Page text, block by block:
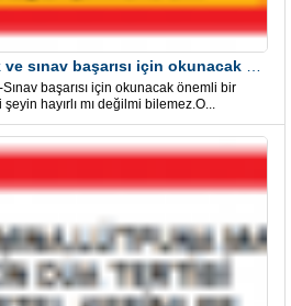
Sınav başarısı için okunacak önemli bir
hayırlı mı değilmi bilemez.O...